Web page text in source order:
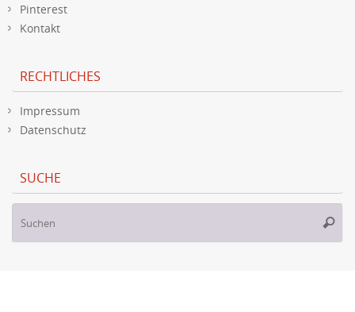
Pinterest
Kontakt
RECHTLICHES
Impressum
Datenschutz
SUCHE